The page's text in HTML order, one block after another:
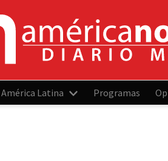
América Latina Programas